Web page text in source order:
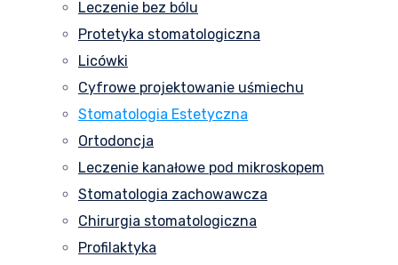
Leczenie bez bólu
Protetyka stomatologiczna
Licówki
Cyfrowe projektowanie uśmiechu
Stomatologia Estetyczna
Ortodoncja
Leczenie kanałowe pod mikroskopem
Stomatologia zachowawcza
Chirurgia stomatologiczna
Profilaktyka